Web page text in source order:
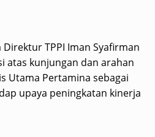
TPPI Iman Syafirman
atas kunjungan dan arahan
Utama Pertamina sebagai
upaya peningkatan kinerja